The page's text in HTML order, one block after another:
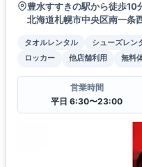
豊水すすきの駅から徒歩10
北海道札幌市中央区南一
タオルレンタル シューズレン
ロッカー
他店舗利用 無料
営業時間
平日 6:30〜23:00